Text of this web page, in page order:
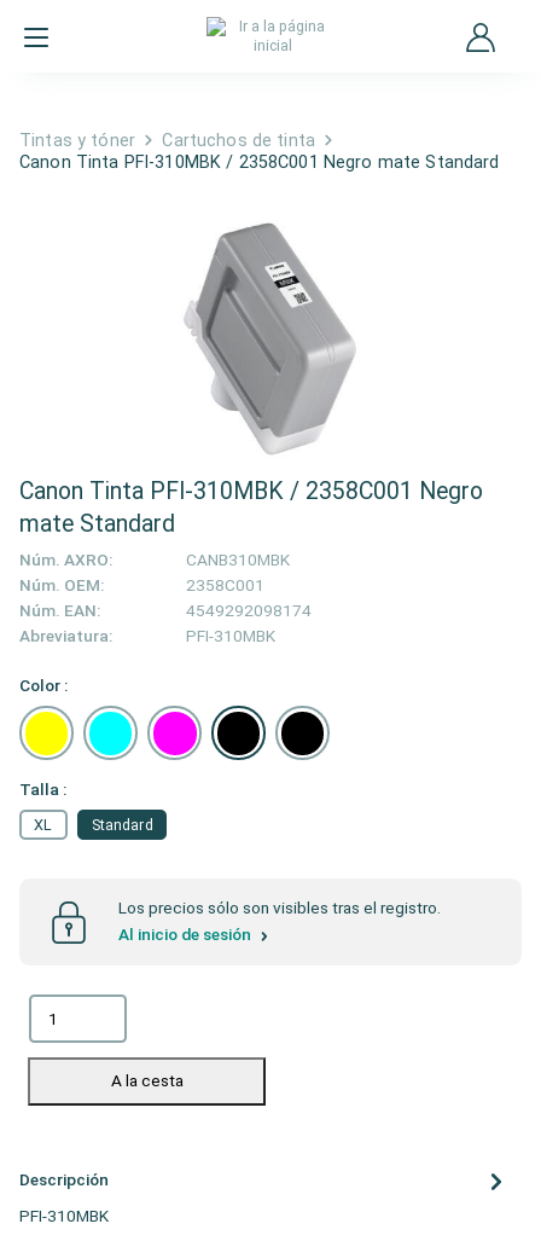
Tintas y tóner
Cartuchos de tinta
Canon Tinta PFI-310MBK / 2358C001 Negro mate Standard
Canon Tinta PFI-310MBK / 2358C001 Negro
mate Standard
Núm. AXRO:
CANB310MBK
Núm. OEM:
2358C001
Núm. EAN:
4549292098174
Abreviatura:
PFI-310MBK
Color :
Talla :
XL Standard
Los precios sólo son visibles tras el registro.
Al inicio de sesión
A la cesta
Descripción
PFI-310MBK